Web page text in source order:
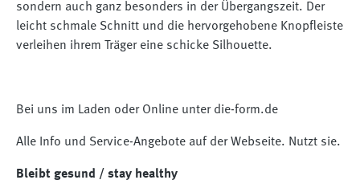
sondern auch ganz besonders in der Übergangszeit. Der
leicht schmale Schnitt und die hervorgehobene Knopfleiste
verleihen ihrem Träger eine schicke Silhouette.
Bei uns im Laden oder Online unter die-form.de
Alle Info und Service-Angebote auf der Webseite. Nutzt sie.
Bleibt gesund / stay healthy